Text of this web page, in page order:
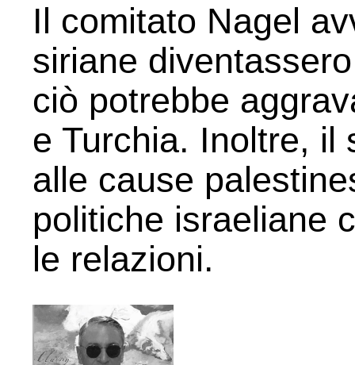
Il comitato Nagel
siriane
ciò potrebbe
e Turchia. Inoltre, il
alle cause
politiche israeliane
le relazioni.